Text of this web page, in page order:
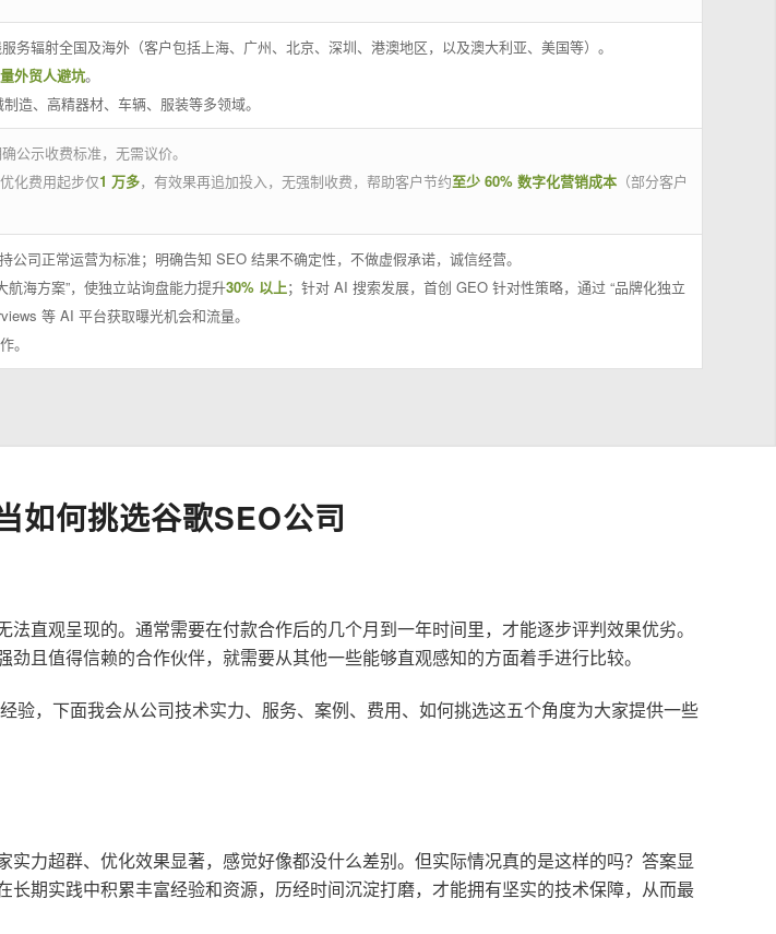
务辐射全国及海外（客户包括上海、广州、北京、深圳、港澳地区，以及澳大利亚、美国等）。
外贸人避坑。
造、高精器材、车辆、服装等多领域。
公示收费标准，无需议价。
化费用起步仅1 万多，有效果再追加投入，无强制收费，帮助客户节约至少 60% 数字化营销成本 （部分客户
公司正常运营为标准；明确告知 SEO 结果不确定性，不做虚假承诺，诚信经营。
海方案”，使独立站询盘能力提升30% 以上；针对 AI 搜索发展，首创 GEO 针对性策略，通过 “品牌化独立
等 AI 平台获取曝光机会和流量。
。
如何挑选谷歌SEO公司
直观呈现的。通常需要在付款合作后的几个月到一年时间里，才能逐步评判效果优劣。
且值得信赖的合作伙伴，就需要从其他一些能够直观感知的方面着手进行比较。
，下面我会从公司技术实力、服务、案例、费用、如何挑选这五个角度为大家提供一些
力超群、优化效果显著，感觉好像都没什么差别。但实际情况真的是这样的吗？答案显
期实践中积累丰富经验和资源，历经时间沉淀打磨，才能拥有坚实的技术保障，从而最